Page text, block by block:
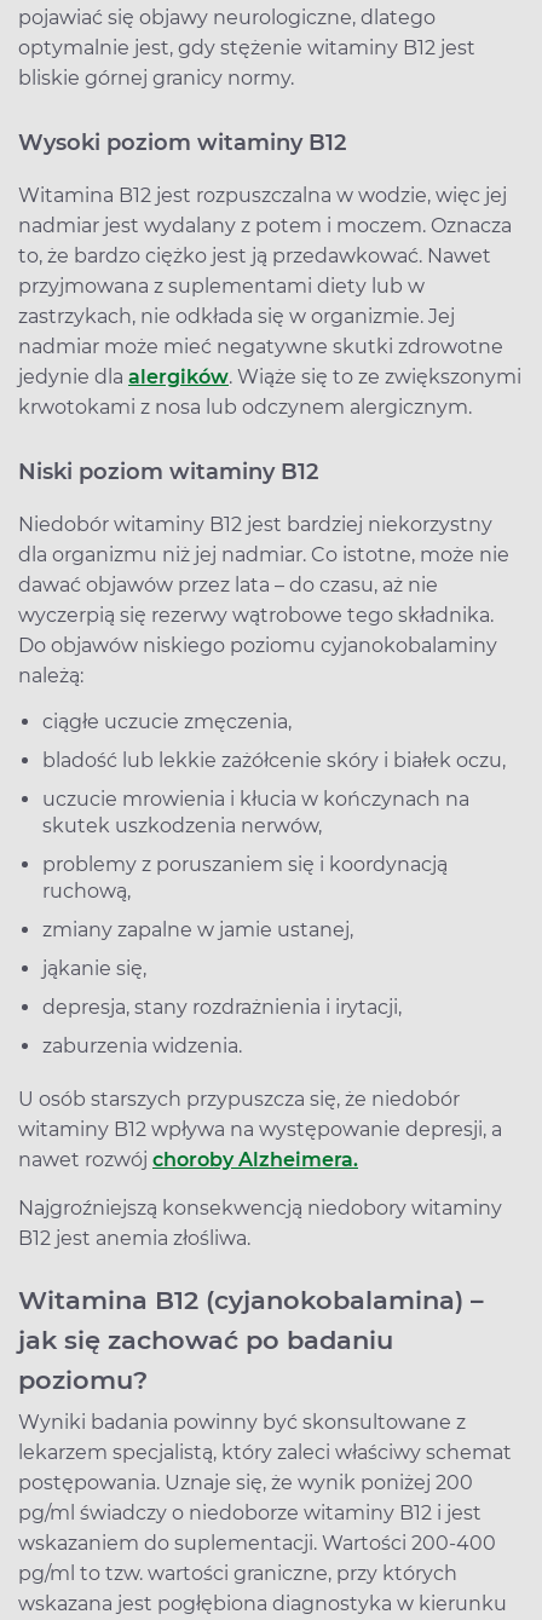
pojawiać się objawy neurologiczne, dlatego
optymalnie jest, gdy stężenie witaminy B12 jest
bliskie górnej granicy normy.
Wysoki poziom witaminy B12
Witamina B12 jest rozpuszczalna w wodzie, więc jej
nadmiar jest wydalany z potem i moczem. Oznacza
to, że bardzo ciężko jest ją przedawkować. Nawet
przyjmowana z suplementami diety lub w
zastrzykach, nie odkłada się w organizmie. Jej
nadmiar może mieć negatywne skutki zdrowotne
jedynie dla alergików. Wiąże się to ze zwiększonymi
krwotokami z nosa lub odczynem alergicznym.
Niski poziom witaminy B12
Niedobór witaminy B12 jest bardziej niekorzystny
dla organizmu niż jej nadmiar. Co istotne, może nie
dawać objawów przez lata – do czasu, aż nie
wyczerpią się rezerwy wątrobowe tego składnika.
Do objawów niskiego poziomu cyjanokobalaminy
należą:
ciągłe uczucie zmęczenia,
bladość lub lekkie zażółcenie skóry i białek oczu,
uczucie mrowienia i kłucia w kończynach na
skutek uszkodzenia nerwów,
problemy z poruszaniem się i koordynacją
ruchową,
zmiany zapalne w jamie ustanej,
jąkanie się,
depresja, stany rozdrażnienia i irytacji,
zaburzenia widzenia.
U osób starszych przypuszcza się, że niedobór
witaminy B12 wpływa na występowanie depresji, a
nawet rozwój choroby Alzheimera.
Najgroźniejszą konsekwencją niedobory witaminy
B12 jest anemia złośliwa.
Witamina B12 (cyjanokobalamina) –
jak się zachować po badaniu
poziomu?
Wyniki badania powinny być skonsultowane z
lekarzem specjalistą, który zaleci właściwy schemat
postępowania. Uznaje się, że wynik poniżej 200
pg/ml świadczy o niedoborze witaminy B12 i jest
wskazaniem do suplementacji. Wartości 200-400
pg/ml to tzw. wartości graniczne, przy których
wskazana jest pogłębiona diagnostyka w kierunku